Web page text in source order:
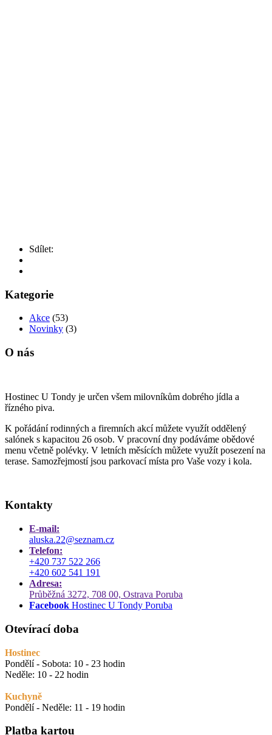
Sdílet:
Kategorie
Akce (53)
Novinky (3)
O nás
Hostinec U Tondy je určen všem milovníkům dobrého jídla a
řízného piva.
K pořádání rodinných a firemních akcí můžete využít oddělený
salónek s kapacitou 26 osob. V pracovní dny podáváme obědové
menu včetně polévky. V letních měsících můžete využít posezení na
terase. Samozřejmostí jsou parkovací místa pro Vaše vozy i kola.
Kontakty
E-mail:
aluska.22@seznam.cz
Telefon:
+420 737 522 266
+420 602 541 191
Adresa:
Průběžná 3272, 708 00, Ostrava Poruba
Facebook Hostinec U Tondy Poruba
Otevírací doba
Hostinec
Pondělí - Sobota: 10 - 23 hodin
Neděle: 10 - 22 hodin
Kuchyně
Pondělí - Neděle: 11 - 19 hodin
Platba kartou